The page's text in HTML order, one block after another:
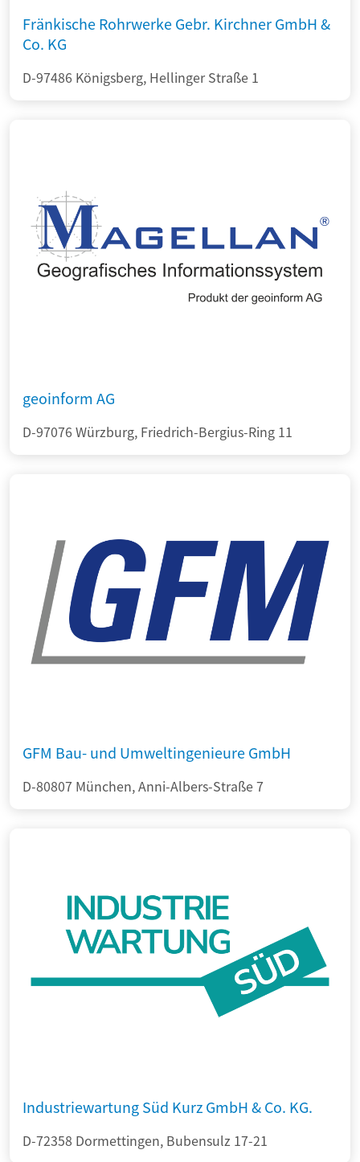
Fränkische Rohrwerke Gebr. Kirchner GmbH &
Co. KG
D-97486 Königsberg, Hellinger Straße 1
geoinform AG
D-97076 Würzburg, Friedrich-Bergius-Ring 11
GFM Bau- und Umweltingenieure GmbH
D-80807 München, Anni-Albers-Straße 7
Industriewartung Süd Kurz GmbH & Co. KG.
D-72358 Dormettingen, Bubensulz 17-21